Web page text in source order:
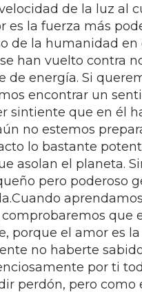
de la luz al
es la fuerza más
de la humanidad
han vuelto contra
de energía. Si
encontrar un
sintiente que en él
no estemos
lo bastante
asolan el planeta.
pero poderoso
que
porque el amor es
no haberte
por ti
perdón, pero como